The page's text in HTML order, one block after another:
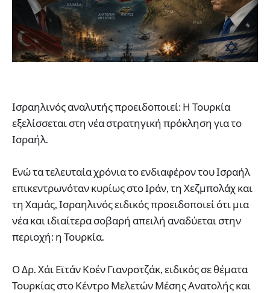
Ισραηλινός αναλυτής προειδοποιεί: Η Τουρκία
εξελίσσεται στη νέα στρατηγική πρόκληση για το
Ισραήλ.
Ενώ τα τελευταία χρόνια το ενδιαφέρον του Ισραήλ
επικεντρωνόταν κυρίως στο Ιράν, τη Χεζμπολάχ και
τη Χαμάς, Ισραηλινός ειδικός προειδοποιεί ότι μια
νέα και ιδιαίτερα σοβαρή απειλή αναδύεται στην
περιοχή: η Τουρκία.
Ο Δρ. Χάι Εϊτάν Κοέν Γιανροτζάκ, ειδικός σε θέματα
Τουρκίας στο Κέντρο Μελετών Μέσης Ανατολής και